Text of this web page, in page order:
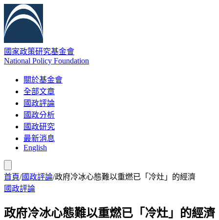
國家政策研究基金會
National Policy Foundation
關於基金會
全部文章
國政評論
國政分析
國政研究
最新消息
English
首頁/國政評論/政府冷冰心態難以重燃已「冷灶」的經濟
國政評論
政府冷冰心態難以重燃已「冷灶」的經濟